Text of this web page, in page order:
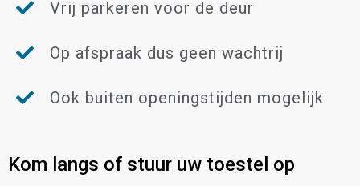
Vrij parkeren voor de deur
Op afspraak dus geen wachtrij
Ook buiten openingstijden mogelijk
Kom langs of stuur uw toestel op